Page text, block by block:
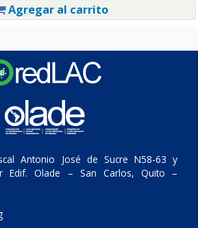
Agregar al carrito
Antonio José de Sucre N58-63 y
Edif. Olade – San Carlos, Quito –